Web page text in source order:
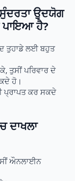
ਉਦਯੋਗ
ਪਾਇਆ ਹੈ?
ਤੁਹਾਡੇ ਲਈ ਬਹੁਤ
ਤੁਸੀਂ ਪਰਿਵਾਰ ਦੇ
ਹੋ।
ਪ੍ਰਾਪਤ ਕਰ ਸਕਦੇ
ਦਾਖਲਾ
ਔਨਲਾਈਨ